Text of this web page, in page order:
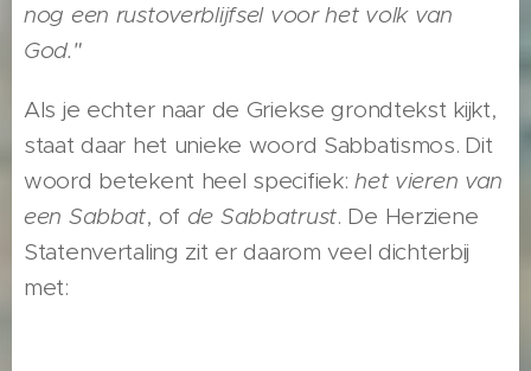
nog een rustoverblijfsel voor het volk van
God."
Als je echter naar de Griekse grondtekst kijkt,
staat daar het unieke woord Sabbatismos. Dit
woord betekent heel specifiek:het vieren van
een Sabbat, of de Sabbatrust. De Herziene
Statenvertaling zit er daarom veel dichterbij
met: